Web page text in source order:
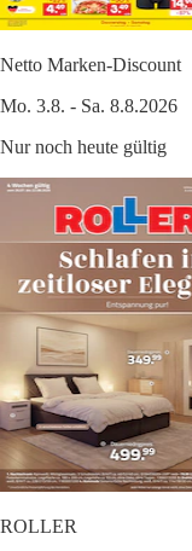
Netto Marken-Discount
Mo. 3.8. - Sa. 8.8.2026
Nur noch heute gültig
ROLLER